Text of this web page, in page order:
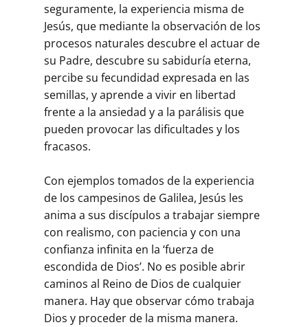
seguramente, la experiencia misma de
Jesús, que mediante la observación de los
procesos naturales descubre el actuar de
su Padre, descubre su sabiduría eterna,
percibe su fecundidad expresada en las
semillas, y aprende a vivir en libertad
frente a la ansiedad y a la parálisis que
pueden provocar las dificultades y los
fracasos.
Con ejemplos tomados de la experiencia
de los campesinos de Galilea, Jesús les
anima a sus discípulos a trabajar siempre
con realismo, con paciencia y con una
confianza infinita en la ‘fuerza de
escondida de Dios’. No es posible abrir
caminos al Reino de Dios de cualquier
manera. Hay que observar cómo trabaja
Dios y proceder de la misma manera.